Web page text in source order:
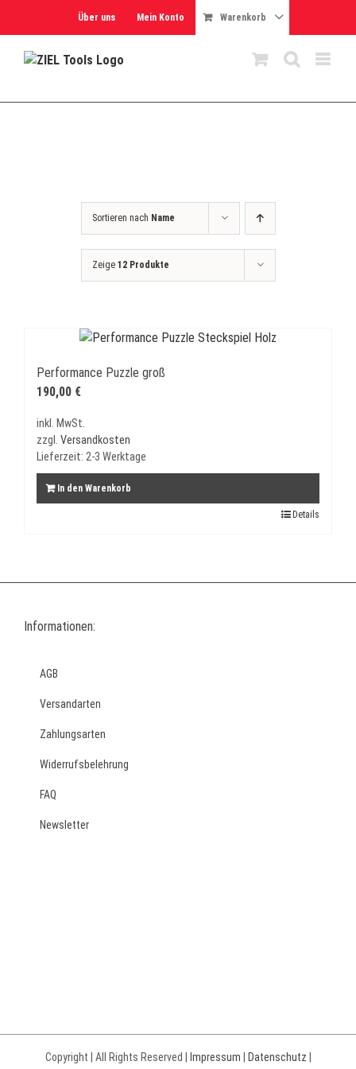
Über uns Mein Konto Warenkorb
Sortieren nach Name
Zeige 12 Produkte
Performance Puzzle groß
190,00 €
inkl. MwSt.
zzgl. Versandkosten
Lieferzeit: 2-3 Werktage
In den Warenkorb
Details
Informationen:
AGB
Versandarten
Zahlungsarten
Widerrufsbelehrung
FAQ
Newsletter
Copyright | All Rights Reserved | Impressum Datenschutz